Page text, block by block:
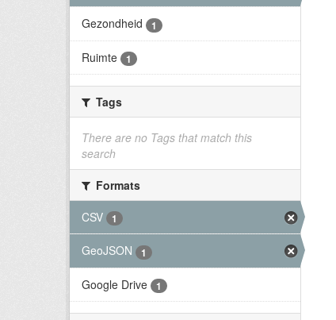
Gezondheid 1
Ruimte 1
Tags
There are no Tags that match this
search
Formats
CSV
1
GeoJSON 1
Google Drive 1